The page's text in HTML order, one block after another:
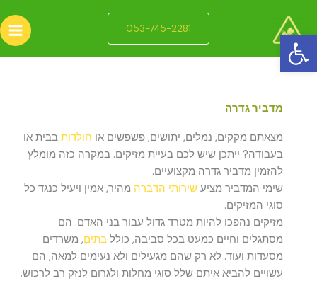
פתח סרגל נגישות
לתוכן
053-745-2281
מדביר גדרה
מצאתם מקקים, נמלים, יתושים, פשפשים או חולדות בבית או
בעבודה? ייתכן שיש לכם בעיית מזיקים. במקרה כזה מומלץ
להזמין מדביר גדרה מקצועיים.
שימי המדביר מציע שירותי הדברה מהיר, אמין ויעיל כנגד כל
סוגי המזיקים.
מזיקים נהפכו להיות מטרד גדול עבור בני האדם. הם
מסתגלים וחיים כמעט בכל סביבה, כולל בתים, משרדים
מסעדות ועוד. לא רק שהם מגעילים ולא נעימים למאה, הם
עשויים להביא איתם שלל סוגי מחלות ולגרום לנזק רב לרכוש.